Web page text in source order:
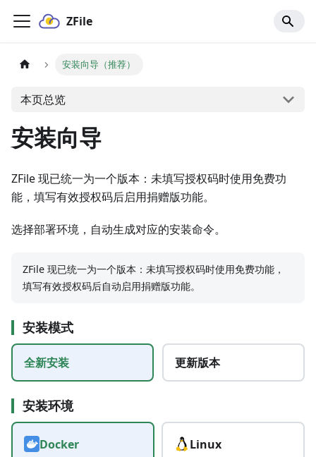
ZFile
安装向导（推荐）
本页总览
安装向导
ZFile 现已统一为一个版本：未填写授权码时使用免费功
能，填写有效授权码后启用捐赠版功能。
选择部署环境，自动生成对应的安装命令。
ZFile 现已统一为一个版本：未填写授权码时使用免费功能，
填写有效授权码后自动启用捐赠版功能。
安装模式
全新安装 更新版本
安装环境
Docker Linux